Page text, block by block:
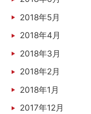
2018年5月
2018年4月
2018年3月
2018年2月
2018年1月
2017年12月